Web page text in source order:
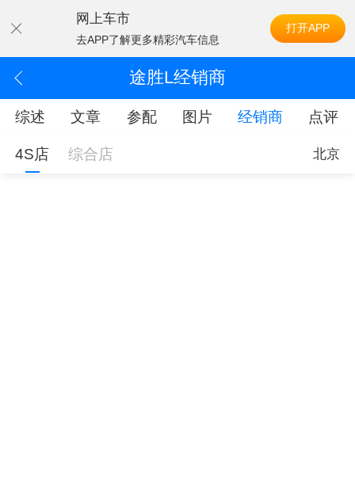
网上车市
去APP了解更多精彩汽车信息
打开APP
途胜L经销商
综述 文章 参配 图片 经销商 点评
4S店 综合店 北京